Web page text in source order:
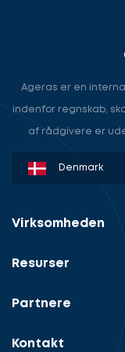
Ageras er en
indenfor regnskab,
af rådgivere er
Denmark
Sweden
Norway
Netherlands
Germany
USA
Virksomheden
Resurser
Partnere
Kontakt